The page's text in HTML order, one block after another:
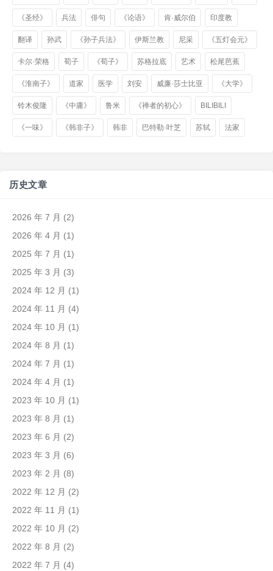
《圣经》 兵法 俳句 《论语》 肯·威尔伯 印度教
翻译 孙武 《孙子兵法》 伊斯兰教 尼采 《五灯会元》
卡尔·荣格 荀子 《荀子》 苏格拉底 艺术 松尾芭蕉
《淮南子》 道家 医学 刘安 威廉·莎士比亚 《大学》
铃木俊隆 《中庸》 鲁米 《禅者的初心》 BILIBILI
《一味》 《韩非子》 韩非 巴特勒·叶芝 苏轼 法家
历史文章
2026 年 7 月 (2)
2026 年 4 月 (1)
2025 年 7 月 (1)
2025 年 3 月 (3)
2024 年 12 月 (1)
2024 年 11 月 (4)
2024 年 10 月 (1)
2024 年 8 月 (1)
2024 年 7 月 (1)
2024 年 4 月 (1)
2023 年 10 月 (1)
2023 年 8 月 (1)
2023 年 6 月 (2)
2023 年 3 月 (6)
2023 年 2 月 (8)
2022 年 12 月 (2)
2022 年 11 月 (1)
2022 年 10 月 (2)
2022 年 8 月 (2)
2022 年 7 月 (4)